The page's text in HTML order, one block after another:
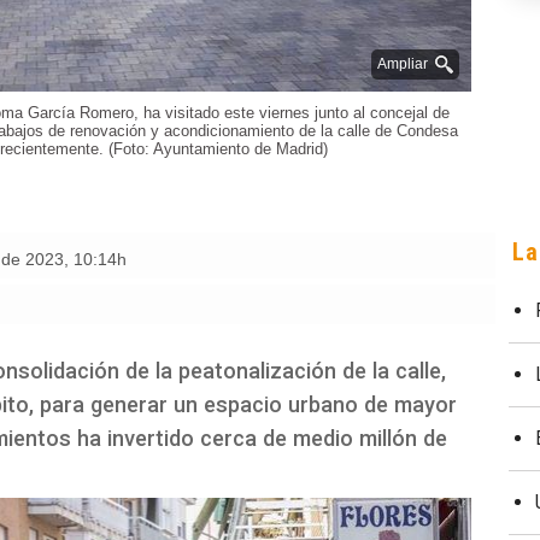
Ampliar
García Romero, ha visitado este viernes junto al concejal de
de renovación y acondicionamiento de la calle de Condesa
(Foto: Ayuntamiento de Madrid)
de 2023, 10:14h
de la peatonalización de la calle,
para generar un espacio urbano de mayor
ha invertido cerca de medio millón de